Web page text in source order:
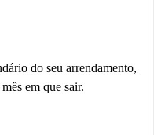
do seu arrendamento,
em que sair.